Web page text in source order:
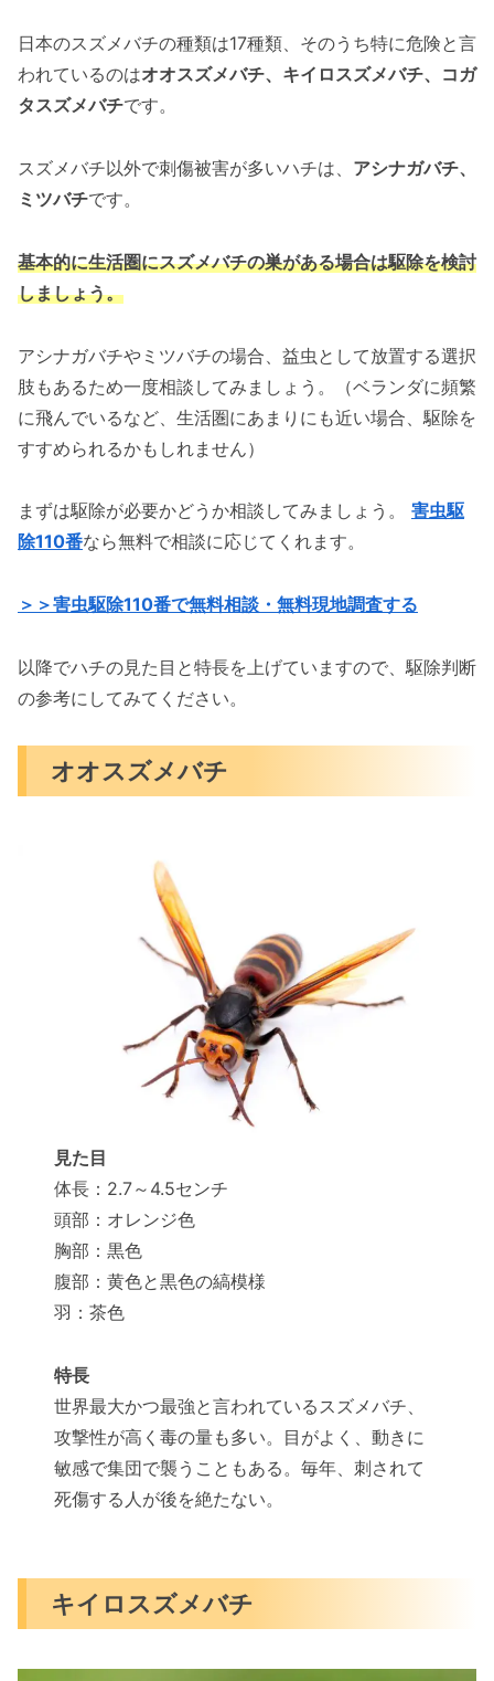
日本のスズメバチの種類は17種類、そのうち特に危険と言
われているのはオオスズメバチ、キイロスズメバチ、コガ
タスズメバチです。
スズメバチ以外で刺傷被害が多いハチは、 アシナガバチ、
ミツバチです。
基本的に生活圏にスズメバチの巣がある場合は駆除を検討
しましょう。
アシナガバチやミツバチの場合、益虫として放置する選択
肢もあるため一度相談してみましょう。（ベランダに頻繁
に飛んでいるなど、生活圏にあまりにも近い場合、駆除を
すすめられるかもしれません）
まずは駆除が必要かどうか相談してみましょう。 害虫駆
除110番なら無料で相談に応じてくれます。
＞＞害虫駆除110番で無料相談・無料現地調査する
以降でハチの見た目と特長を上げていますので、駆除判断
の参考にしてみてください。
オオスズメバチ
見た目
体長：2.7～4.5センチ
頭部：オレンジ色
胸部：黒色
腹部：黄色と黒色の縞模様
羽：茶色
特長
世界最大かつ最強と言われているスズメバチ、
攻撃性が高く毒の量も多い。目がよく、動きに
敏感で集団で襲うこともある。毎年、刺されて
死傷する人が後を絶たない。
キイロスズメバチ